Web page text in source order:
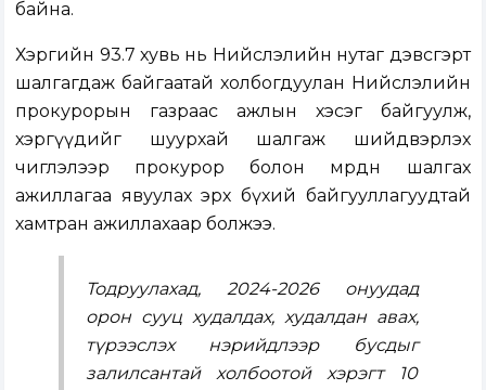
байна.
Хэргийн 93.7 хувь нь Нийслэлийн нутаг дэвсгэрт
шалгагдаж байгаатай холбогдуулан Нийслэлийн
прокурорын газраас ажлын хэсэг байгуулж,
хэргүүдийг шуурхай шалгаж шийдвэрлэх
чиглэлээр прокурор болон мөрдөн шалгах
ажиллагаа явуулах эрх бүхий байгууллагуудтай
хамтран ажиллахаар болжээ.
Тодруулахад, 2024-2026 онуудад
орон сууц худалдах, худалдан авах,
түрээслэх нэрийдлээр бусдыг
залилсантай холбоотой хэрэгт 10